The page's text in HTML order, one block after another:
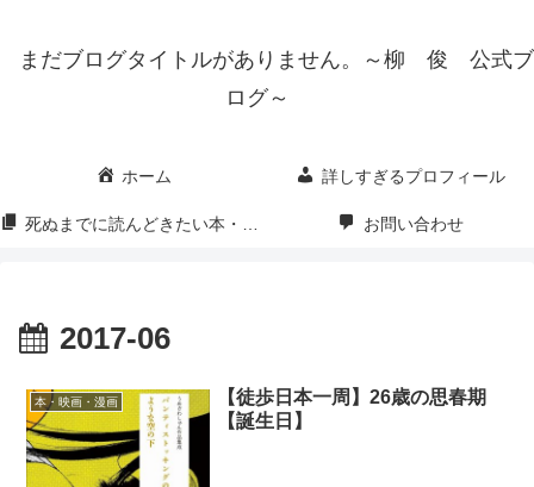
まだブログタイトルがありません。～柳 俊 公式ブ
ログ～
ホーム 詳しすぎるプロフィール
死ぬまでに読んどきたい本・映画・漫画 お問い合わせ
2017-06
本・映画・漫画
【徒歩日本一周】26歳の思春期
【誕生日】